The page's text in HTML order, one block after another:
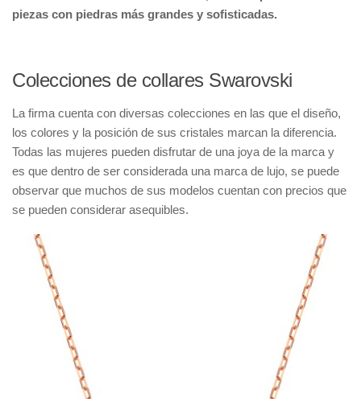
piezas con piedras más grandes y sofisticadas.
Colecciones de collares Swarovski
La firma cuenta con diversas colecciones en las que el diseño,
los colores y la posición de sus cristales marcan la diferencia.
Todas las mujeres pueden disfrutar de una joya de la marca y
es que dentro de ser considerada una marca de lujo, se puede
observar que muchos de sus modelos cuentan con precios que
se pueden considerar asequibles.